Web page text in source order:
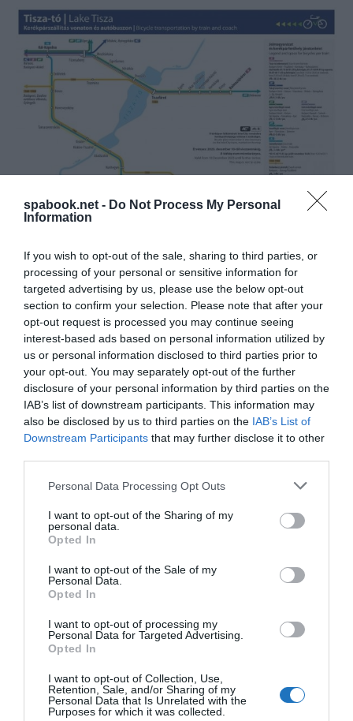
spabook.net - Do Not Process My Personal
Information
If you wish to opt-out of the sale, sharing to third parties, or
processing of your personal or sensitive information for
targeted advertising by us, please use the below opt-out
section to confirm your selection. Please note that after your
opt-out request is processed you may continue seeing
interest-based ads based on personal information utilized by
us or personal information disclosed to third parties prior to
your opt-out. You may separately opt-out of the further
disclosure of your personal information by third parties on the
IAB’s list of downstream participants. This information may
also be disclosed by us to third parties on the IAB’s List of
Downstream Participants that may further disclose it to other
Please note that this website/app uses one or more Google
not limited to your visit or usage behaviour. You may click to
grant or deny consent to Google and its third-party tags to
use your data for below specified purposes in below Google
consent section.
Personal Data Processing Opt Outs
I want to opt-out of the Sharing of my
personal data.
Opted In
I want to opt-out of the Sale of my
Personal Data.
Opted In
I want to opt-out of processing my
Personal Data for Targeted Advertising.
Opted In
I want to opt-out of Collection, Use,
Retention, Sale, and/or Sharing of my
Personal Data that Is Unrelated with the
Purposes for which it was collected.
függetlenül egységesen 500 forintos,24 óra
érvénytartamú,egyúti utazásra
szóló kerékpárjeggyellehet szállítani. Ez alól
kivételt képez a Szeged és Hódmezővásárhely
közötti TramTrain, amelyen megmaradt az egy útra
szóló zónajegy 235 forintért, mely a két város között
a nagyvasút járatain is érvényes. AKerékpár
országbérlettel – melynek ára4950 Ft és 30 napig
érvényes– aMÁV-START (ide értve a TramTrain-t
is) és aGYSEVhálózatán, valamint aHÉV-ekteljes
hosszán biztosítják a kerékpárszállítást, valamint
A távolságalapú kerékpárjegyek és -
és Tisza-tavi kerékpáros
túrajegyek megszűntek.
START Klub kártyávalrendelkezők és a
Magyar
Kerékpárosklub tagjai
az új egységes jegyárhoz igazodó 375
forintoskerékpárjegyetvehetnek. AMÁV
applikációból vagy onlineváltva továbbra is